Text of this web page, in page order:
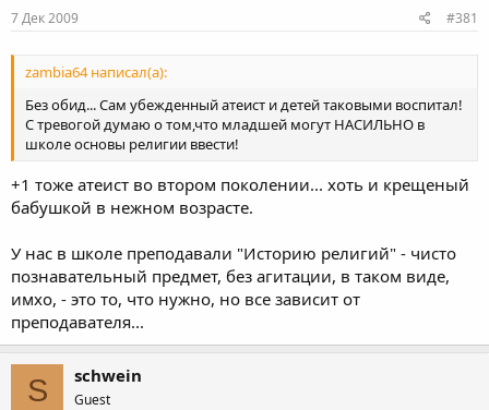
7 Дек 2009 #381
zambia64 написал(а):
Без обид... Сам убежденный атеист и детей таковыми воспитал!
С тревогой думаю о том,что младшей могут НАСИЛЬНО в
школе основы религии ввести!
+1 тоже атеист во втором поколении... хоть и крещеный
бабушкой в нежном возрасте.
У нас в школе преподавали "Историю религий" - чисто
познавательный предмет, без агитации, в таком виде,
имхо, - это то, что нужно, но все зависит от
преподавателя...
S schwein
Guest